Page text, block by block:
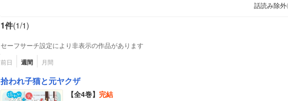
話読み除外
1件(1/1)
セーフサーチ設定により非表示の作品があります
前日 週間 月間
拾われ子猫と元ヤクザ
【全4巻】 完結